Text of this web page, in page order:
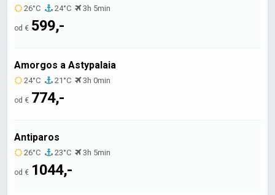
26°C 24°C 3h 5min
od € 599,-
Amorgos a Astypalaia
24°C 21°C 3h 0min
od € 774,-
Antiparos
26°C 23°C 3h 5min
od € 1044,-